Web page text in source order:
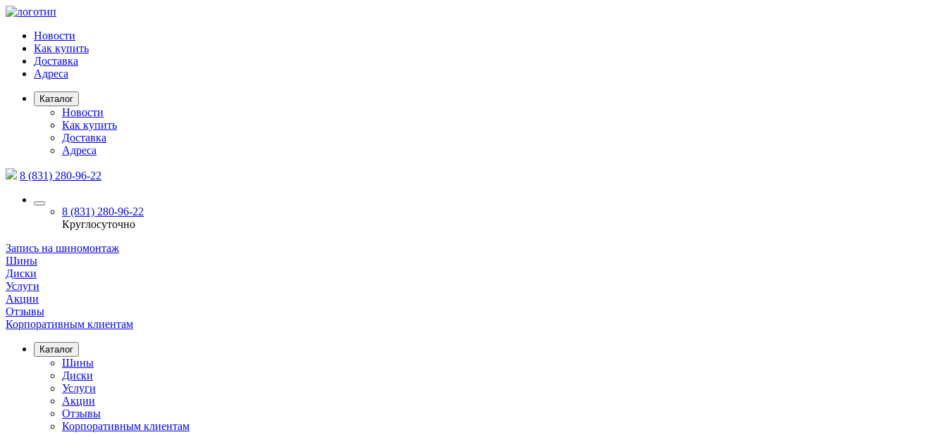
Новости
Как купить
Доставка
Адреса
Каталог
Новости
Как купить
Доставка
Адреса
8 (831) 280-96-22
8 (831) 280-96-22
Круглосуточно
Запись на шиномонтаж
Шины
Диски
Услуги
Акции
Отзывы
Корпоративным клиентам
Каталог
Шины
Диски
Услуги
Акции
Отзывы
Корпоративным клиентам